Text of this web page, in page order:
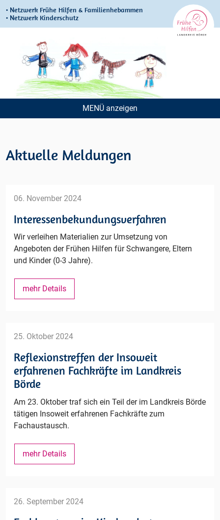
• Netzwerk Frühe Hilfen & Familienhebammen
• Netzwerk Kinderschutz
Navigation
MENÜ
Aktuelle Meldungen
06. November 2024
Interessenbekundungsverfahren
Wir verleihen Materialien zur Umsetzung von
Angeboten der Frühen Hilfen für Schwangere, Eltern
und Kinder (0-3 Jahre).
mehr DetailsInteressenbekundungsverfahren
25. Oktober 2024
Reflexionstreffen der Insoweit
erfahrenen Fachkräfte im Landkreis
Börde
Am 23. Oktober traf sich ein Teil der im Landkreis Börde
tätigen Insoweit erfahrenen Fachkräfte zum
Fachaustausch.
mehr DetailsReflexionstreffen
der
Fachkräfte
26. September 2024